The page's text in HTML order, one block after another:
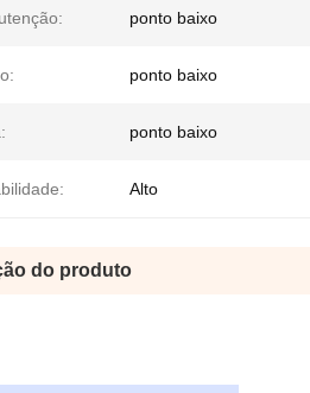
ponto baixo
ponto baixo
ponto baixo
Alto
do produto